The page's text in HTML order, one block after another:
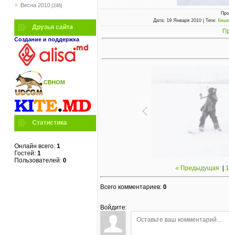
Весна 2010 [246]
Друзья сайта
Создание и поддержка
СВНОМ
Статистика
Онлайн всего: 1
Гостей: 1
Пользователей: 0
Дата: 19 Января 2010 | Теги:
« Предыдущая
Всего комментариев: 0
Войдите: